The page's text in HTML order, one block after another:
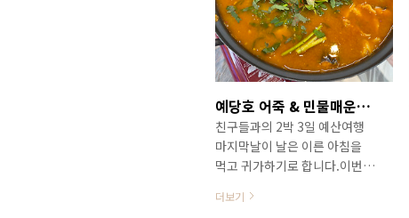
주신다네요.호의를 거절하기 어
려워 그러시라고 했더니 얼마나
달변으로 초당마을과 허균, 허
난설헌에 관한 설명을 해 주시
았던 지식 X 100은 들은 것 같은
데 문화해설사님들도 이렇게 설
명은 못 하실 듯 ㅎㅎㅎ 숙소를
체크인한 후 잠시 쉬었다 이른
저녁을 먹으러 가기로 합니다.
이번 여행은 아점, 이른 저..
예당호 어죽 & 민물매운탕 맛집 / 예산 동가룰 가든
친구들과의 2박 3일 예산여행
마지막날이 날은 이른 아침을
먹고 귀가하기로 합니다.이번
이 다니는 여행은보통 하루에 2
더보기